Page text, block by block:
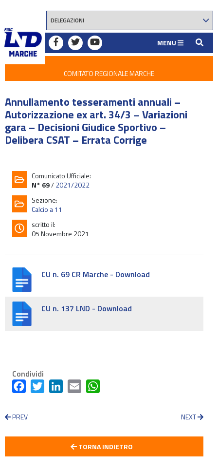
MENU
COMITATO REGIONALE MARCHE
Annullamento tesseramenti annuali –
Autorizzazione ex art. 34/3 – Variazioni
gara – Decisioni Giudice Sportivo –
Delibera CSAT – Errata Corrige
Comunicato Ufficiale:
N° 69/2021/2022
Sezione:
Calcio a 11
scritto il:
05 Novembre 2021
CU n. 69 CR Marche - Download
CU n. 137 LND - Download
Condividi
FacebookTwitter LinkedInEmail
PREV NEXT
TORNA INDIETRO